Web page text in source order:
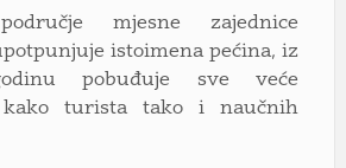
mjesne zajednice
istoimena pećina, iz
pobuđuje sve veće
kako turista tako i naučnih